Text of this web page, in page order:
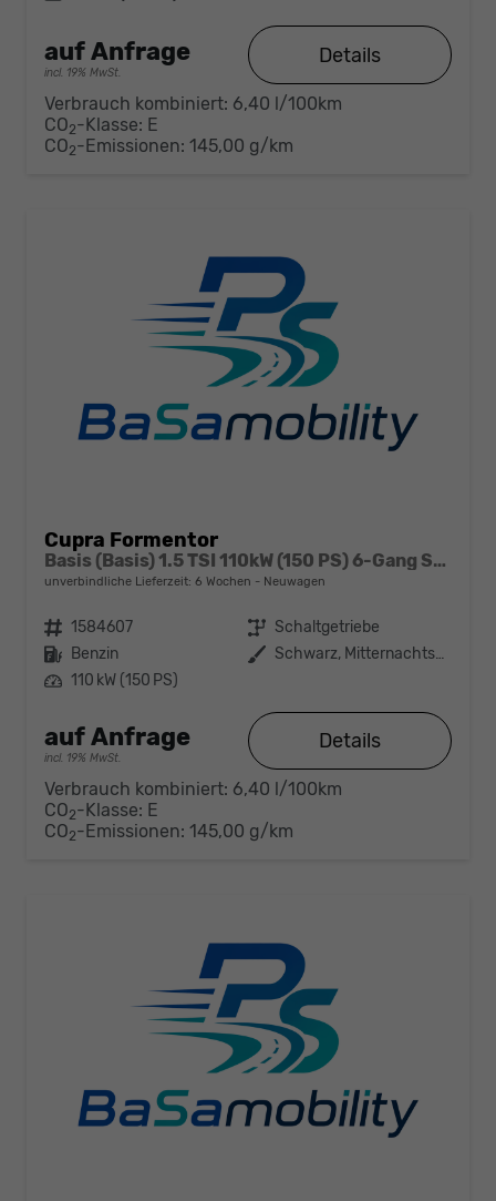
auf Anfrage
incl. 19% MwSt.
Details
Verbrauch kombiniert: 6,40 l/100km
CO2-Klasse: E
CO2-Emissionen: 145,00 g/km
Cupra Formentor
Basis (Basis) 1.5 TSI 110kW (150 PS) 6-Gang Schaltgetriebe
unverbindliche Lieferzeit: 6 Wochen Neuwagen
Fahrzeugnr. 1584607 Getriebe Schaltgetriebe
Kraftstoff Benzin Außenfarbe
Schwarz, Mitternachtsschwarz (0E)
Leistung 110 kW (150 PS)
auf Anfrage
incl. 19% MwSt.
Details
Verbrauch kombiniert: 6,40 l/100km
CO2-Klasse: E
CO2-Emissionen: 145,00 g/km